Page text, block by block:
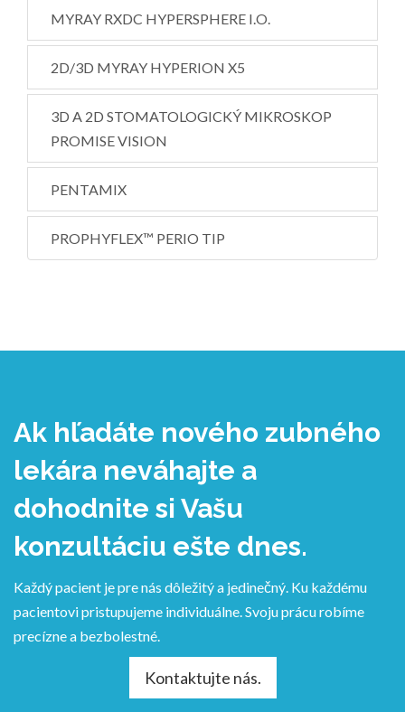
MYRAY RXDC HYPERSPHERE I.O.
2D/3D MYRAY HYPERION X5
3D A 2D STOMATOLOGICKÝ MIKROSKOP
PROMISE VISION
PENTAMIX
PROPHYFLEX™️ PERIO TIP
Ak hľadáte nového zubného
lekára neváhajte a
dohodnite si Vašu
konzultáciu ešte dnes.
Každý pacient je pre nás dôležitý a jedinečný. Ku každému
pacientovi pristupujeme individuálne. Svoju prácu robíme
precízne a bezbolestné.
Kontaktujte nás.